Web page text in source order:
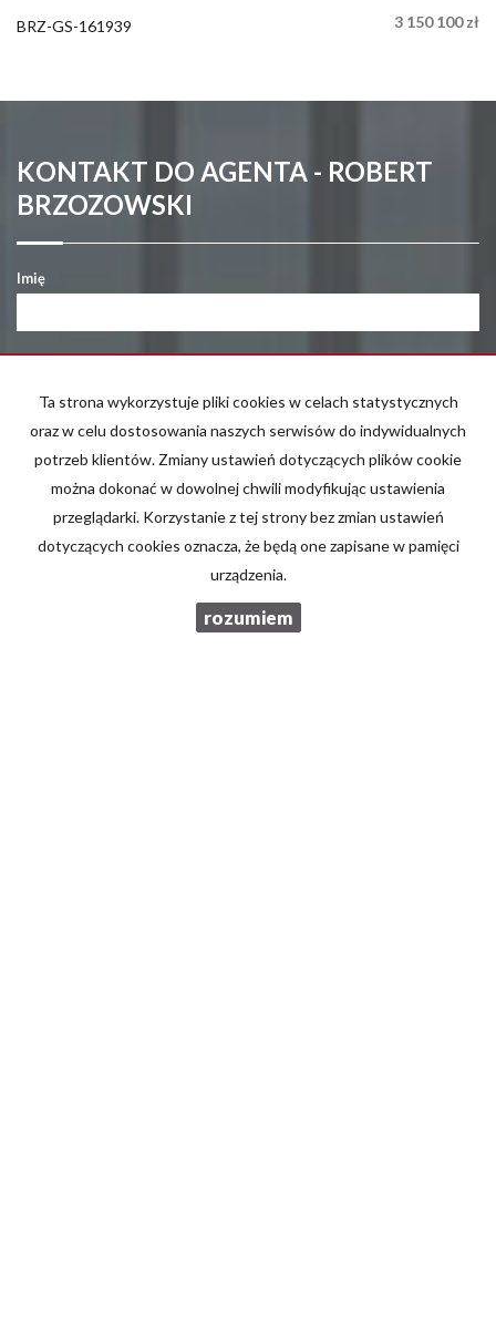
BRZ-GS-161939 3 150 100 zł
KONTAKT DO AGENTA - ROBERT
BRZOZOWSKI
Imię
E-mail
Telefon komórkowy
Kod zabezpieczający
Ta strona wykorzystuje pliki cookies w celach statystycznych
oraz w celu dostosowania naszych serwisów do indywidualnych
potrzeb klientów. Zmiany ustawień dotyczących plików cookie
można dokonać w dowolnej chwili modyfikując ustawienia
przeglądarki. Korzystanie z tej strony bez zmian ustawień
dotyczących cookies oznacza, że będą one zapisane w pamięci
urządzenia.
rozumiem